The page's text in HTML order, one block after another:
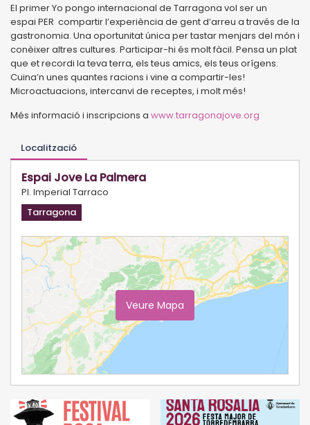
El primer Yo pongo internacional de Tarragona vol ser un
espai PER compartir l’experiència de gent d’arreu a través de la
gastronomia. Una oportunitat única per tastar menjars del món i
conèixer altres cultures. Participar-hi és molt fàcil. Pensa un plat
que et recordi la teva terra, els teus amics, els teus orígens.
Cuina’n unes quantes racions i vine a compartir-les!
Microactuacions, intercanvi de receptes, i molt més!
Més informació i inscripcions a www.tarragonajove.org
Localització
Espai Jove La Palmera
Pl. Imperial Tarraco
Tarragona
Veure Mapa